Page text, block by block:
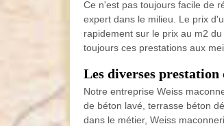
Ce n'est pas toujours facile de
expert dans le milieu. Le prix
rapidement sur le prix au m2
toujours ces prestations aux
Les diverses
Notre entreprise Weiss
de béton lavé, terrasse béton
dans le métier, Weiss